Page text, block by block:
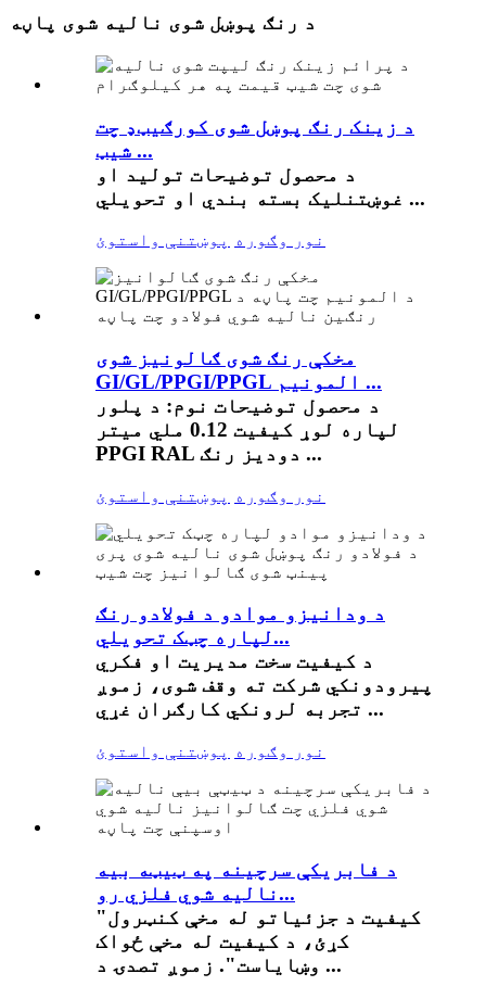
د رنګ پوښل شوی نالیه شوی پاڼه
د زینک رنګ پوښل شوی کورګیټډ چت
شیټ ...
د محصول توضیحات تولید او
غوښتنلیک بسته بندي او تحویلي ...
نور وګوره پوښتنې واستوئ
مخکې رنګ شوی ګالونیز شوی
GI/GL/PPGI/PPGL المونیم ...
د محصول توضیحات نوم: د پلور
لپاره لوړ کیفیت 0.12 ملي میتر
PPGI RAL دودیز رنګ ...
نور وګوره پوښتنې واستوئ
د ودانیزو موادو د فولادو رنګ
لپاره چټک تحویلي...
د کیفیت سخت مدیریت او فکري
پیرودونکي شرکت ته وقف شوی، زموږ
تجربه لرونکي کارګران غړي ...
نور وګوره پوښتنې واستوئ
د فابریکې سرچینه په ټیټه بیه
نالیه شوي فلزي رو...
"کیفیت د جزئیاتو له مخې کنټرول
کړئ، د کیفیت له مخې ځواک
وښایاست". زموږ تصدۍ د ...